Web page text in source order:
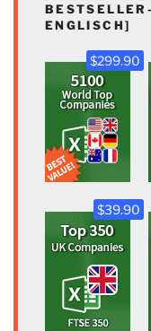
ENGLISCH]
$299.90
$39.90